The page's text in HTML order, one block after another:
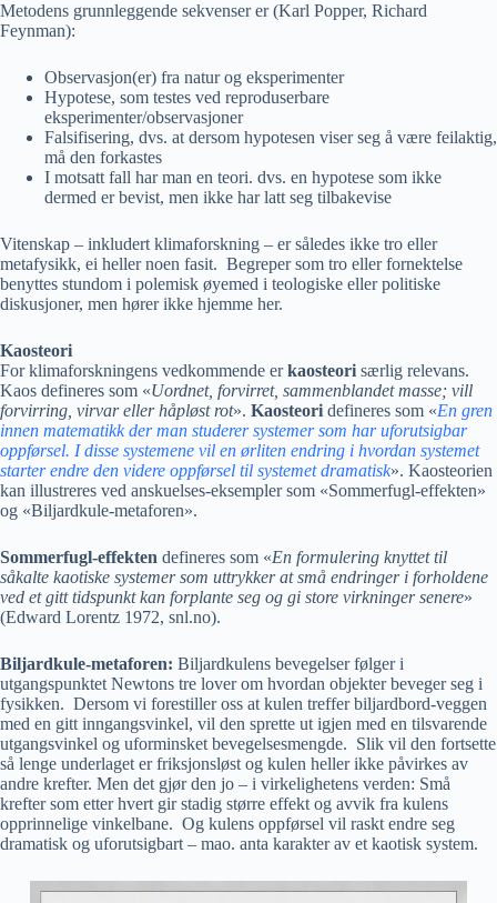
Metodens grunnleggende sekvenser er (Karl Popper, Richard
Feynman):
Observasjon(er) fra natur og eksperimenter
Hypotese, som testes ved reproduserbare
eksperimenter/observasjoner
Falsifisering, dvs. at dersom hypotesen viser seg å være feilaktig,
må den forkastes
I motsatt fall har man en teori. dvs. en hypotese som ikke
dermed er bevist, men ikke har latt seg tilbakevise
Vitenskap – inkludert klimaforskning – er således ikke tro eller
metafysikk, ei heller noen fasit. Begreper som tro eller fornektelse
benyttes stundom i polemisk øyemed i teologiske eller politiske
diskusjoner, men hører ikke hjemme her.
Kaosteori
For klimaforskningens vedkommende erkaosteori særlig relevans.
Kaos defineres som «Uordnet, forvirret, sammenblandet masse; vill
forvirring, virvar eller håpløst rot». Kaosteori defineres som «En gren
innen matematikk der man studerer systemer som har uforutsigbar
oppførsel. I disse systemene vil en ørliten endring i hvordan systemet
starter endre den videre oppførsel til systemet dramatisk». Kaosteorien
kan illustreres ved anskuelses-eksempler som «Sommerfugl-effekten»
og «Biljardkule-metaforen».
Sommerfugl-effekten defineres som «En formulering knyttet til
såkalte kaotiske systemer som uttrykker at små endringer i forholdene
ved et gitt tidspunkt kan forplante seg og gi store virkninger senere»
(Edward Lorentz 1972, snl.no).
Biljardkule-metaforen: Biljardkulens bevegelser følger i
utgangspunktet Newtons tre lover om hvordan objekter beveger seg i
fysikken. Dersom vi forestiller oss at kulen treffer biljardbord-veggen
med en gitt inngangsvinkel, vil den sprette ut igjen med en tilsvarende
utgangsvinkel og uforminsket bevegelsesmengde. Slik vil den fortsette
så lenge underlaget er friksjonsløst og kulen heller ikke påvirkes av
andre krefter. Men det gjør den jo – i virkelighetens verden: Små
krefter som etter hvert gir stadig større effekt og avvik fra kulens
opprinnelige vinkelbane. Og kulens oppførsel vil raskt endre seg
dramatisk og uforutsigbart – mao. anta karakter av et kaotisk system.